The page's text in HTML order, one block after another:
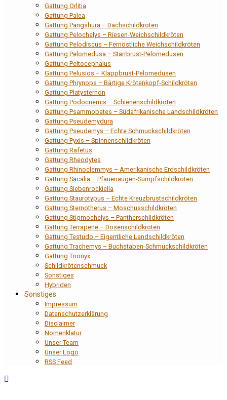
Gattung Orlitia
Gattung Palea
Gattung Pangshura – Dachschildkröten
Gattung Pelochelys – Riesen-Weichschildkröten
Gattung Pelodiscus – Fernöstliche Weichschildkröten
Gattung Pelomedusa – Starrbrust-Pelomedusen
Gattung Peltocephalus
Gattung Pelusios – Klappbrust-Pelomedusen
Gattung Phrynops – Bärtige Krötenkopf-Schildkröten
Gattung Platysternon
Gattung Podocnemis – Schienenschildkröten
Gattung Psammobates – Südafrikanische Landschildkröten
Gattung Pseudemydura
Gattung Pseudemys – Echte Schmuckschildkröten
Gattung Pyxis – Spinnenschildkröten
Gattung Rafetus
Gattung Rheodytes
Gattung Rhinoclemmys – Amerikanische Erdschildkröten
Gattung Sacalia – Pfauenaugen-Sumpfschildkröten
Gattung Siebenrockiella
Gattung Staurotypus – Echte Kreuzbrustschildkröten
Gattung Sternotherus – Moschusschildkröten
Gattung Stigmochelys – Pantherschildkröten
Gattung Terrapene – Dosenschildkröten
Gattung Testudo – Eigentliche Landschildkröten
Gattung Trachemys – Buchstaben-Schmuckschildkröten
Gattung Trionyx
Schildkrötenschmuck
Sonstiges
Hybriden
Sonstiges
Impressum
Datenschutzerklärung
Disclaimer
Nomenklatur
Unser Team
Unser Logo
RSS Feed